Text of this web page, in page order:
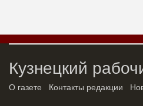
Кузнецкий
О газете Контакты редакции